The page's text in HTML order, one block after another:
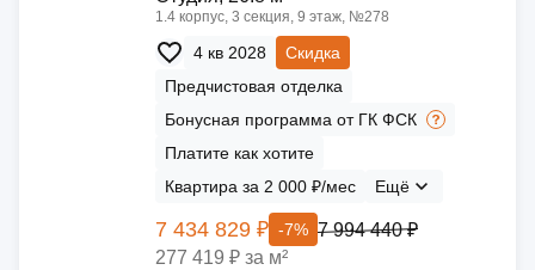
1.4 корпус, 3 секция, 9 этаж, №278
4 кв 2028
Скидка
Предчистовая отделка
Бонусная программа от ГК ФСК
Платите как хотите
Квартира за 2 000 ₽/мес
Ещё
7 434 829 ₽ -7% 7 994 440 ₽
277 419 ₽ за м²